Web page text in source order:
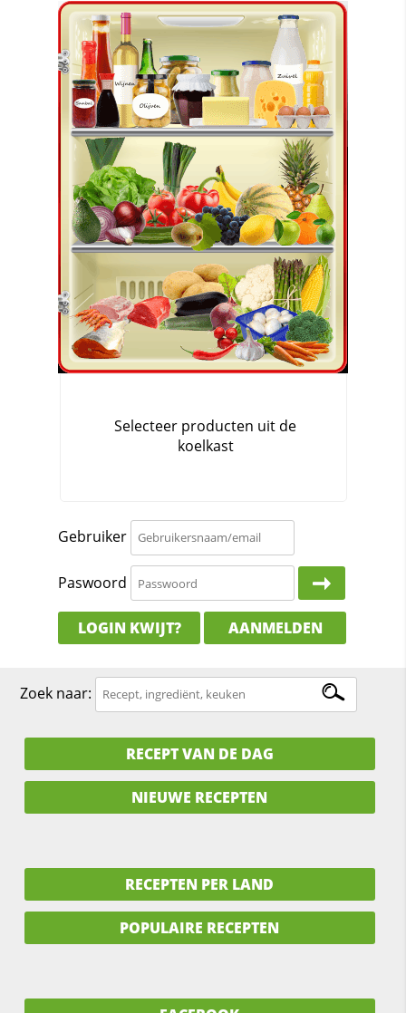
Gebruiker
Paswoord
LOGIN KWIJT? AANMELDEN
Zoek naar:
RECEPT VAN DE DAG
NIEUWE RECEPTEN
RECEPTEN PER LAND
POPULAIRE RECEPTEN